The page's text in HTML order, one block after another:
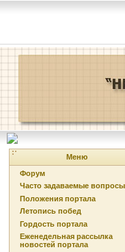
Меню
Форум
Часто задаваемые вопросы
Положения портала
Летопись побед
Гордость портала
Еженедельная рассылка
новостей портала